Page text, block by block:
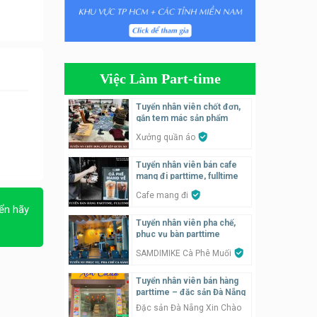
hãy
Tuyển nhân viên tiếp thực,
phục vụ bàn
– hỗ trợ ăn ở
Quán bánh đa cua
parttime
Tuyển nhân viên bán hàng
parttime
Húp Tea
Tuyển nhân viên pha chế
tiệm trà sữa
TRÀ SỮA THÁI LAN
Việc Làm Part-time
Tuyển nhân viên chốt đơn,
gắn tem mác sản phẩm
Xưởng quần áo
Tuyển nhân viên bán cafe
mang đi parttime, fulltime
Cafe mang đi
Tuyển nhân viên pha chế,
phục vụ bàn parttime
SAMDIMIKE Cà Phê Muối
Tuyển nhân viên bán hàng
parttime – đặc sản Đà Nẵng
Đặc sản Đà Nẵng Xin Chào